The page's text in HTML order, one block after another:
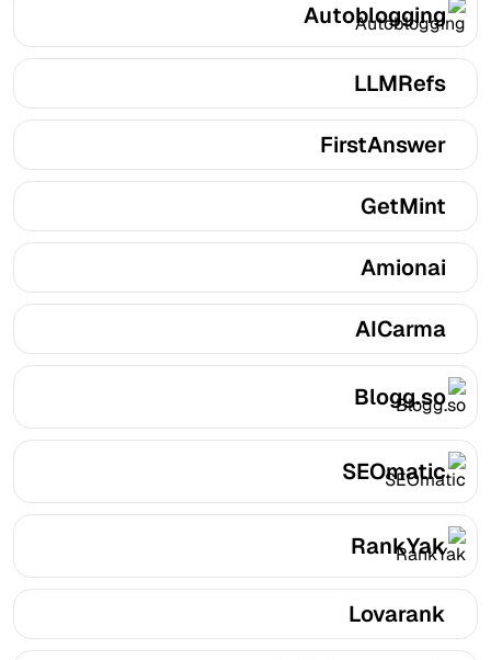
Autoblogging
LLMRefs
FirstAnswer
GetMint
Amionai
AICarma
Blogg.so
SEOmatic
RankYak
Lovarank